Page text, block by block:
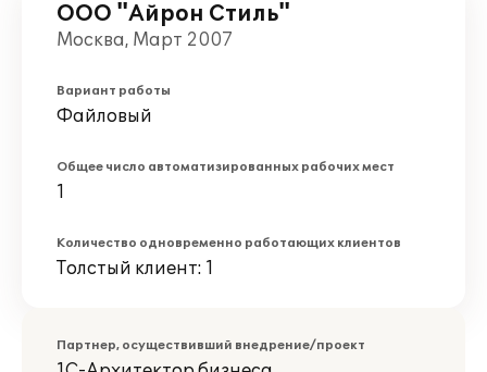
ООО "Айрон Стиль"
Москва, Март 2007
Вариант работы
Файловый
Общее число автоматизированных рабочих мест
1
Количество одновременно работающих клиентов
Толстый клиент: 1
Партнер, осуществивший внедрение/проект